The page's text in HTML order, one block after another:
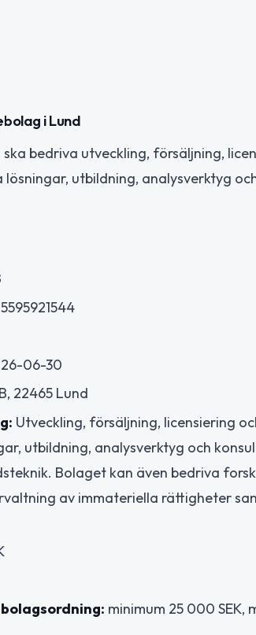
i Lund
bedriva utveckling, försäljning,
lösningar, utbildning, analysverktyg
5595921544
06-30
22465 Lund
Utveckling, försäljning, licensiering
utbildning, analysverktyg och
Bolaget kan även bedriva
av immateriella rättigheter
minimum 25 000 SEK,